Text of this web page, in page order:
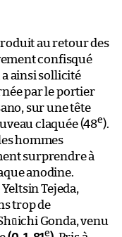
au retour des
confisqué
a ainsi sollicité
par le portier
sur une tête
claquée (48e).
hommes
surprendre à
anodine.
Tejeda,
trop de
Gonda, venu
e